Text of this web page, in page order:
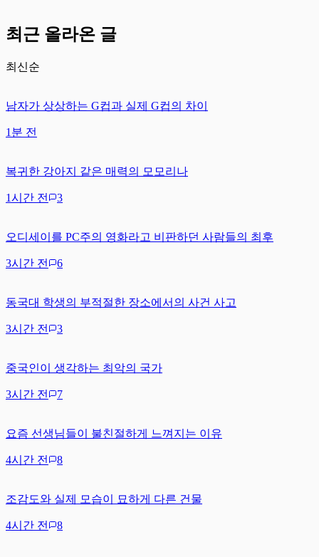
최근 올라온 글
최신순
남자가 상상하는 G컵과 실제 G컵의 차이
1분 전
복귀한 강아지 같은 매력의 모모리나
1시간 전 3
오디세이를 PC주의 영화라고 비판하던 사람들의 최후
3시간 전 6
동국대 학생의 부적절한 장소에서의 사건 사고
3시간 전 3
중국인이 생각하는 최악의 국가
3시간 전 7
요즘 선생님들이 불친절하게 느껴지는 이유
4시간 전 8
조감도와 실제 모습이 묘하게 다른 건물
4시간 전 8